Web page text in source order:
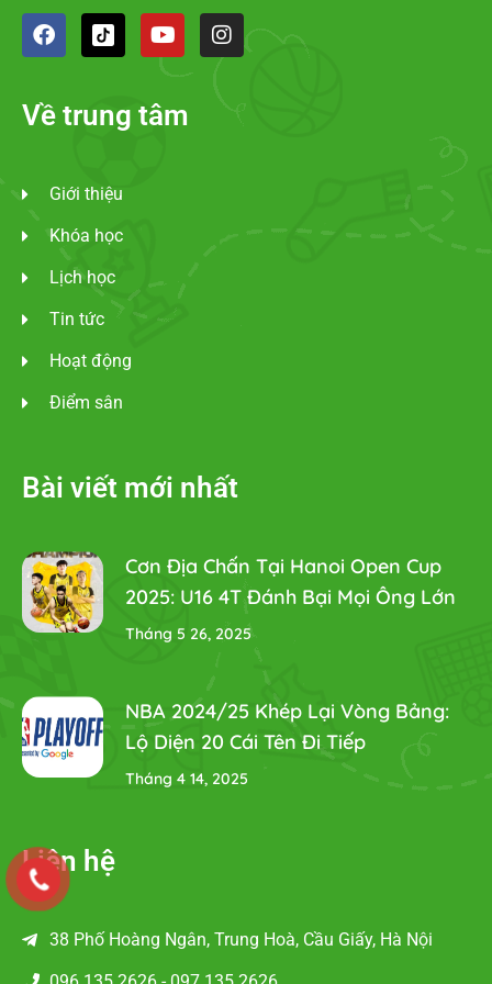
Về trung tâm
Giới thiệu
Khóa học
Lịch học
Tin tức
Hoạt động
Điểm sân
Bài viết mới nhất
Cơn Địa Chấn Tại Hanoi Open Cup
2025: U16 4T Đánh Bại Mọi Ông Lớn
Tháng 5 26, 2025
NBA 2024/25 Khép Lại Vòng Bảng:
Lộ Diện 20 Cái Tên Đi Tiếp
Tháng 4 14, 2025
Liên hệ
38 Phố Hoàng Ngân, Trung Hoà, Cầu Giấy, Hà Nội